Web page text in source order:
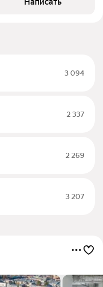
3 094
2 337
2 269
3 207